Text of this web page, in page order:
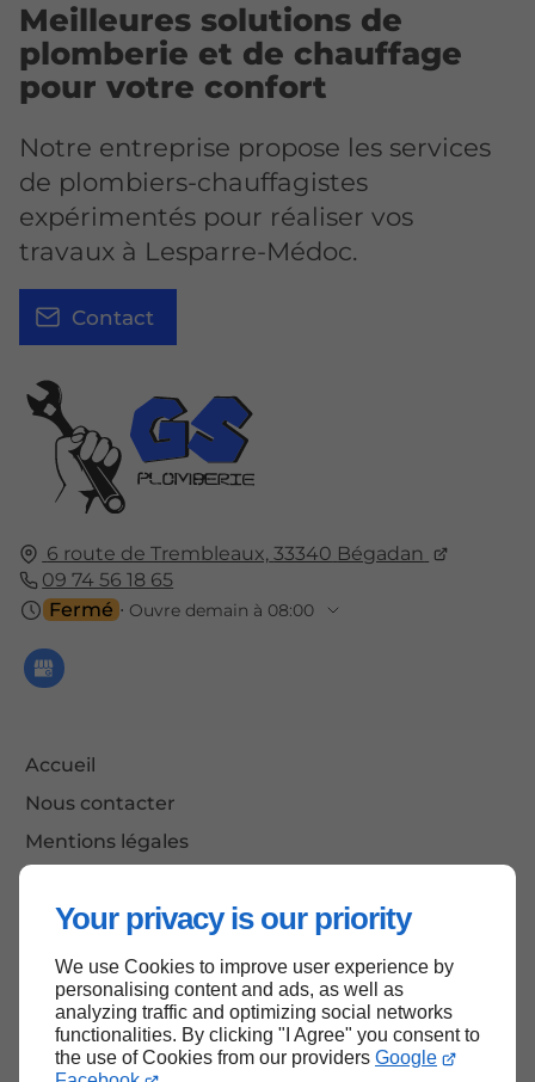
Your privacy is our priority
We use Cookies to improve user experience by
personalising content and ads, as well as
analyzing traffic and optimizing social networks
functionalities. By clicking "I Agree" you consent to
the use of Cookies from our providers Google
6 route de Trembleaux, 33340 Bégadan
09 74 56 18 65
Fermé ⋅ Ouvre demain à 08:00
Accueil
Nous contacter
Mentions légales
Meilleures solutions de
plomberie et de chauffage
pour votre confort
Notre entreprise propose les services
de plombiers-chauffagistes
expérimentés pour réaliser vos
travaux à Lesparre-Médoc.
Contact
Haut de page